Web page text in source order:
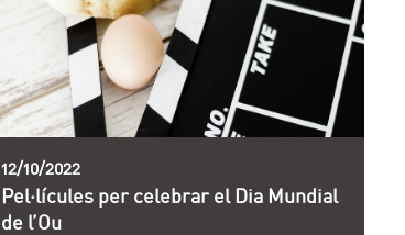
12/10/2022
Pel·lícules per celebrar el Dia Mundial
de l’Ou